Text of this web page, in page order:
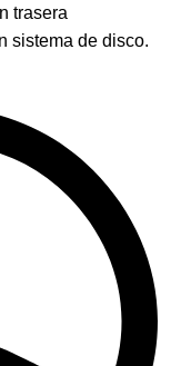
trasera
sistema de disco.